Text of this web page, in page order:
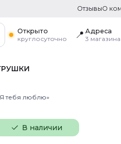
ОтзывыО
Открыто
круглосуточно
📍 Адреса
3 магазина
тебя люблю»
В наличии